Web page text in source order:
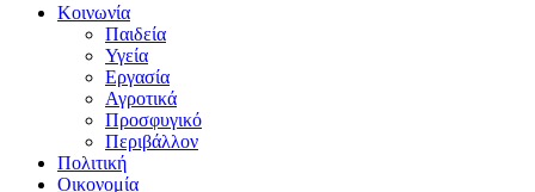
Κοινωνία
Παιδεία
Υγεία
Εργασία
Αγροτικά
Προσφυγικό
Περιβάλλον
Πολιτική
Οικονομία